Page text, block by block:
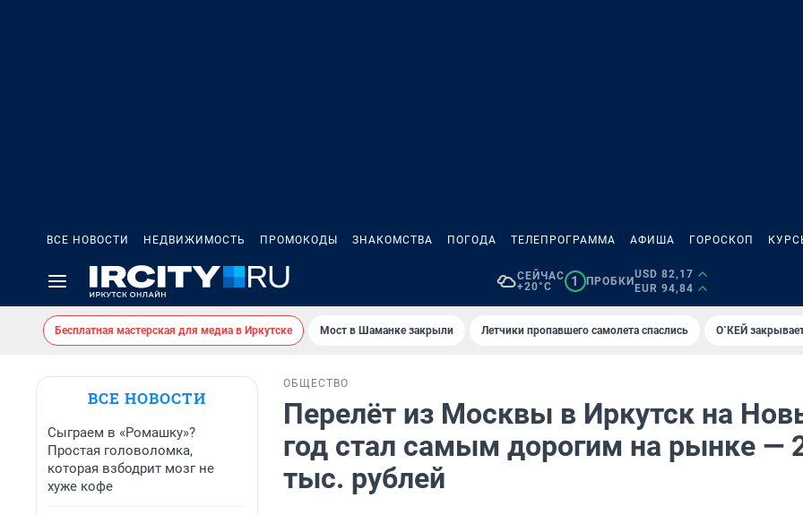
ВСЕ НОВОСТИ НЕДВИЖИМОСТЬ ПРОМОКОДЫ ЗНАКОМСТВА ПОГОДА ТЕЛЕПРОГРАММА АФИША ГОРОСКОП
СЕЙЧАС
+20°C
1 ПРОБКИ
USD 82,17
EUR 94,84
Бесплатная мастерская для медиа в Иркутске Мост в Шаманке закрыли Летчики пропавшего самолета спаслись О`КЕЙ
ВСЕ НОВОСТИ
Сыграем в «Ромашку»?
Простая головоломка,
которая взбодрит мозг не
хуже кофе
ОБЩЕСТВО
Перелёт из Москвы в Иркутск на
год стал самым дорогим на рынке —
тыс. рублей